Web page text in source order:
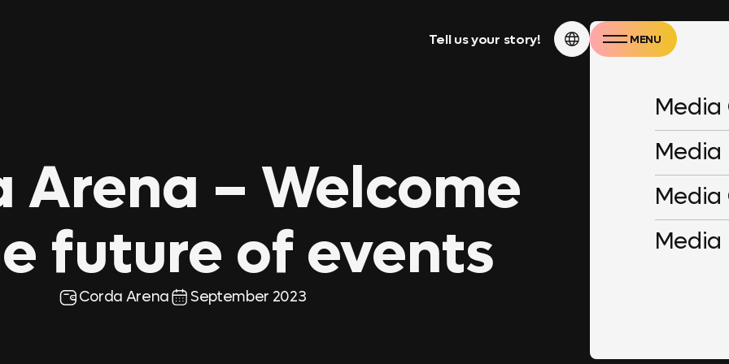
Tell us your story!
Media
Media
Media
Media
MENU
CLOSE
Arena – Welcome
future of events
Corda Arena September 2023